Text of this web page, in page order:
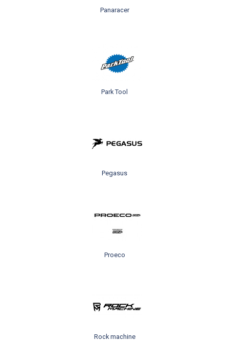
Panaracer
Park Tool
Pegasus
Proeco
Rock machine